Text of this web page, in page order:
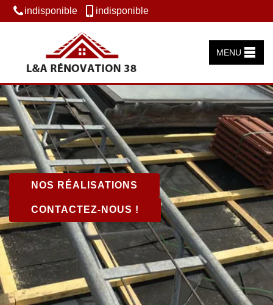
indisponible indisponible
MENU
NOS RÉALISATIONS
CONTACTEZ-NOUS !